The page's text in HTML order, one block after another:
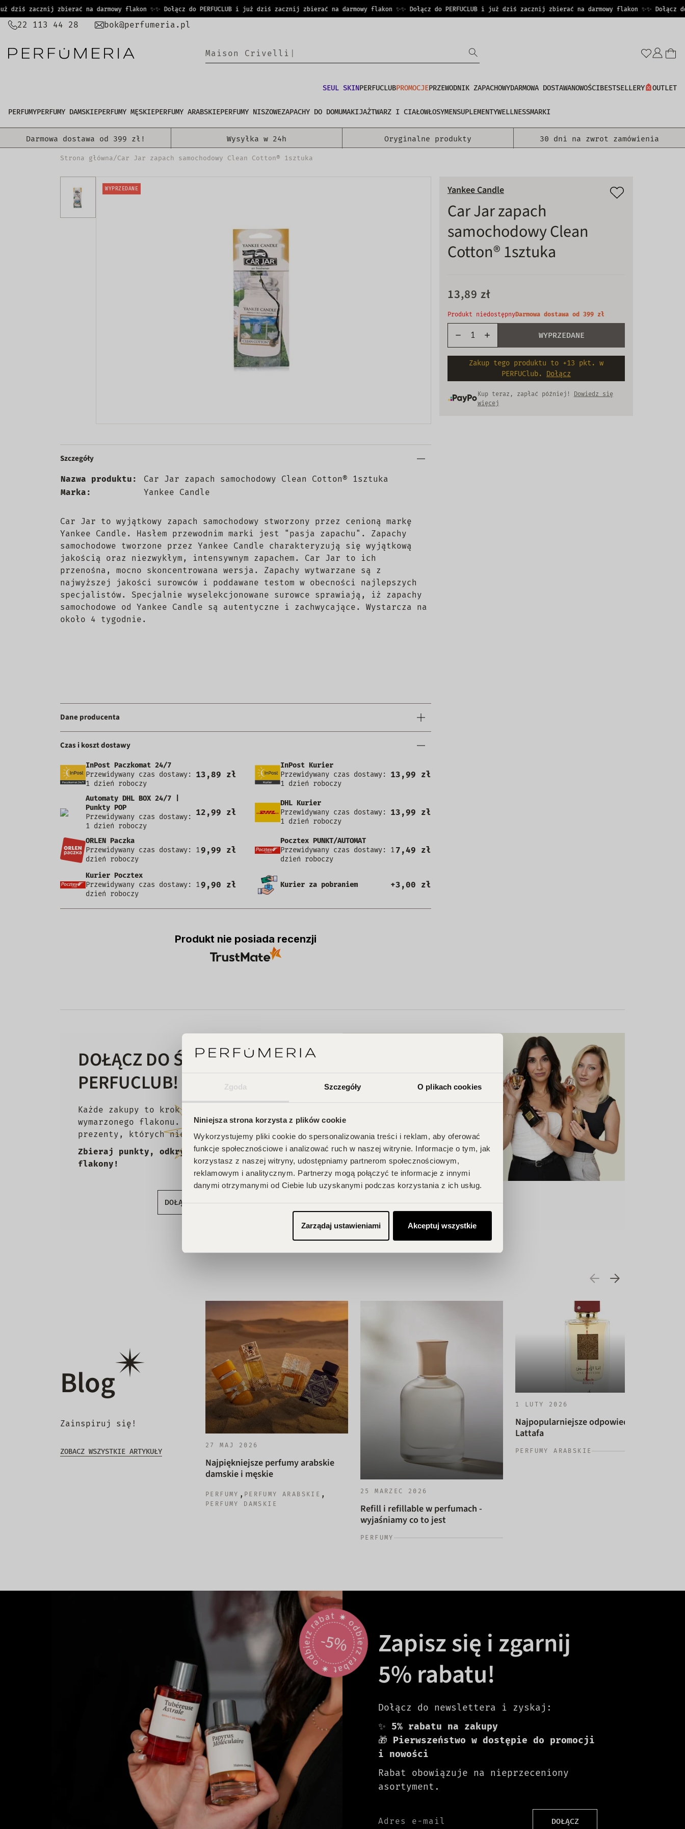
Zgoda Szczegóły O plikach cookies
Niniejsza strona korzysta z plików cookie
Wykorzystujemy pliki cookie do spersonalizowania treści i reklam, aby oferować
funkcje społecznościowe i analizować ruch w naszej witrynie. Informacje o tym, jak
korzystasz z naszej witryny, udostępniamy partnerom społecznościowym,
reklamowym i analitycznym. Partnerzy mogą połączyć te informacje z innymi
danymi otrzymanymi od Ciebie lub uzyskanymi podczas korzystania z ich usług.
Zarządaj ustawieniami Akceptuj wszystkie
PRZEJDŹ
TREŚCI
dziś zacznij zbierać na darmowy flakon ✨✨ Dołącz do PERFUCLUB i już dziś zacznij zbierać na darmowy flakon ✨✨ Dołącz do PERFUCLUB i już dziś zacznij zbierać na darmowy flakon ✨✨ Dołącz do
22 113 44 28 bok@perfumeria.pl
Ma is on Cr ivel |
SEUL SKINPERFUCLUBPROMOCJEPRZEWODNIK ZAPACHOWYDARMOWA DOSTAWANOWOŚCIBESTSELLERY OUTLET
PERFUMYPERFUMY DAMSKIEPERFUMY MĘSKIEPERFUMY ARABSKIEPERFUMY NISZOWEZAPACHY DO DOMUMAKIJAŻTWARZ I CIAŁOWŁOSYMENSUPLEMENTYWELLNESSMARKI
Darmowa dostawa od 399 zł! Wysyłka w 24h Oryginalne produkty 30 dni na zwrot zamówienia
Strona główna/Car Jar zapach samochodowy Clean Cotton® 1sztuka
WYPRZEDANE Yankee Candle
Car Jar zapach
samochodowy Clean
Cotton® 1sztuka
13,89 zł
Produkt niedostępnyDarmowa dostawa od 399 zł
WYPRZEDANE
Zakup tego produktu to +13 pkt. w
PERFUClub. Dołącz
Kup teraz, zapłać później!
Dowiedz się
więcej
Szczegóły
Nazwa produktu:
Car Jar zapach samochodowy Clean Cotton® 1sztuka
Marka:
Yankee Candle
Car Jar to wyjątkowy zapach samochodowy stworzony przez cenioną markę
Yankee Candle. Hasłem przewodnim marki jest "pasja zapachu". Zapachy
samochodowe tworzone przez Yankee Candle charakteryzują się wyjątkową
jakością oraz niezwykłym, intensywnym zapachem. Car Jar to ich
przenośna, mocno skoncentrowana wersja. Zapachy wytwarzane są z
najwyższej jakości surowców i poddawane testom w obecności najlepszych
specjalistów. Specjalnie wyselekcjonowane surowce sprawiają, iż zapachy
samochodowe od Yankee Candle są autentyczne i zachwycające. Wystarcza na
około 4 tygodnie.
Dane producenta
Czas i koszt dostawy
InPost Paczkomat 24/7
Przewidywany czas dostawy:
1 dzień roboczy
13,89 zł
InPost Kurier
Przewidywany czas dostawy:
1 dzień roboczy
13,99 zł
Automaty DHL BOX 24/7 |
Punkty POP
Przewidywany czas dostawy:
1 dzień roboczy
12,99 zł
DHL Kurier
Przewidywany czas dostawy:
1 dzień roboczy
13,99 zł
ORLEN Paczka
Przewidywany czas dostawy: 1
dzień roboczy
9,99 zł
Pocztex PUNKT/AUTOMAT
Przewidywany czas dostawy: 1
dzień roboczy
7,49 zł
Kurier Pocztex
Przewidywany czas dostawy: 1
dzień roboczy
9,90 zł Kurier za pobraniem +3,00 zł
Produkt nie posiada recenzji
DOŁĄCZ DO ŚWIATA
PERFUCLUB!
Każde zakupy to krok w stronę Twojego
wymarzonego flakonu. Czekają na Ciebie zniżki i
prezenty, których nie chcesz przegapić!
Zbieraj punkty, odkrywaj emocje, odbieraj
flakony!
DOŁĄCZ DO KLUBU!
Blog
Zainspiruj się!
ZOBACZ WSZYSTKIE ARTYKUŁY
27 MAJ 2026
Najpiękniejsze perfumy arabskie
damskie i męskie
PERFUMY , PERFUMY ARABSKIE ,
PERFUMY DAMSKIE
25 MARZEC 2026
Refill i refillable w perfumach -
wyjaśniamy co to jest
PERFUMY
1 LUTY 2026
Najpopularniejsze odpowiedniki
Lattafa
PERFUMY ARABSKIE
odbierz rabat 🟎 odbierz rabat 🟎
-5%
Zapisz się i zgarnij
5% rabatu!
Dołącz do newslettera i zyskaj:
✨ 5% rabatu na zakupy
🎁 Pierwszeństwo w dostępie do promocji
i nowości
Rabat obowiązuje na nieprzeceniony
asortyment.
Adres e-mail DOŁĄCZ